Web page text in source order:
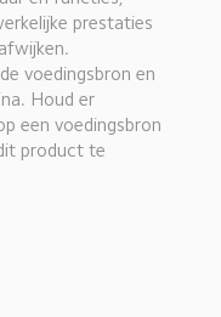
prestaties
voedingsbron en
Houd er
een voedingsbron
product te